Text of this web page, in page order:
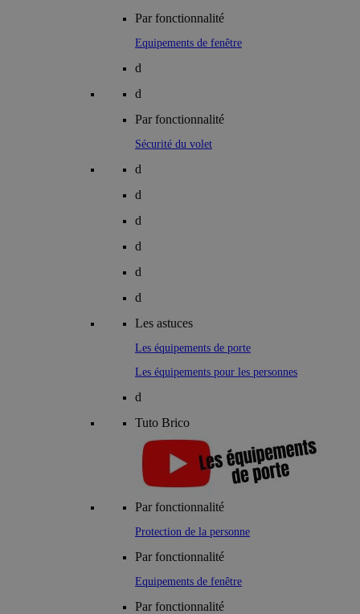
Par fonctionnalité
Equipements de fenêtre
d
d
Par fonctionnalité
Sécurité du volet
d
d
d
d
d
d
Les astuces
Les équipements de porte
Les équipements pour les personnes
d
Tuto Brico
Par fonctionnalité
Protection de la personne
Par fonctionnalité
Equipements de fenêtre
Par fonctionnalité